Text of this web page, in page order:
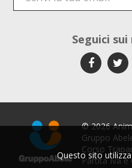
Seguici sui
© 2026
Gruppo
Corso
Partita Iva e
Questo sito